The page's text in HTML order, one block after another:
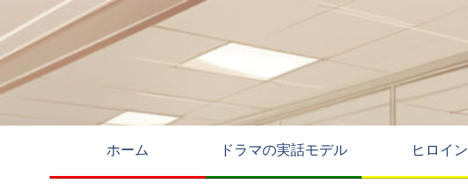
ホーム ドラマの実話モデル ヒロイン